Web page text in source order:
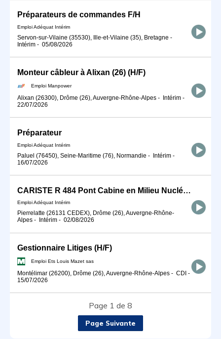
Préparateurs de commandes F/H
Emploi Adéquat Intérim
Servon-sur-Vilaine (35530), Ille-et-Vilaine (35), Bretagne -
Intérim - 05/08/2026
Monteur câbleur à Alixan (26) (H/F)
Emploi Manpower
Alixan (26300), Drôme (26), Auvergne-Rhône-Alpes - Intérim -
22/07/2026
Préparateur
Emploi Adéquat Intérim
Paluel (76450), Seine-Maritime (76), Normandie - Intérim -
16/07/2026
CARISTE R 484 Pont Cabine en Milieu Nucléaire H/F
Emploi Adéquat Intérim
Pierrelatte (26131 CEDEX), Drôme (26), Auvergne-Rhône-
Alpes - Intérim - 02/08/2026
Gestionnaire Litiges (H/F)
Emploi Ets Louis Mazet sas
Montélimar (26200), Drôme (26), Auvergne-Rhône-Alpes - CDI -
15/07/2026
Page 1 de 8
Page Suivante